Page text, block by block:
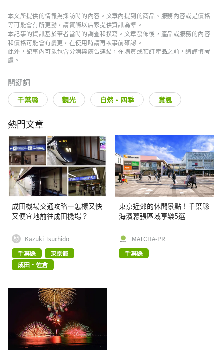
hl=ja
本文所提供的情報為採訪時的內容。文章內提到的商品、服務內容或是價格
等可能會有所更動，請實際以店家提供資訊為準。
本記事的資訊基於筆者當時的調查和撰寫。文章發佈後，產品或服務的內容
和價格可能會有變更，在使用時請再次事前確認。
此外，記事內可能包含分潤與廣告連結，在購買或預訂產品之前，請謹慎考
慮。
關鍵詞
千葉縣 觀光 自然・四季 賞楓
熱門文章
成田機場交通攻略ー怎樣又快
又便宜地前往成田機場？
Kazuki Tsuchido
千葉縣
東京都
成田・佐倉
東京近郊的休閒景點！千葉縣
海濱幕張區域享樂5選
MATCHA-PR
千葉縣